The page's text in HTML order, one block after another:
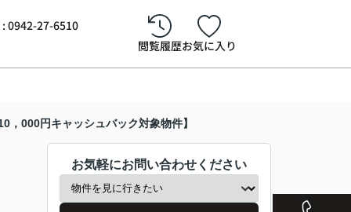
0942-27-6510
閲覧履歴お気に入り
，000円キャッシュバック対象物件】
お気軽にお問い合わせください